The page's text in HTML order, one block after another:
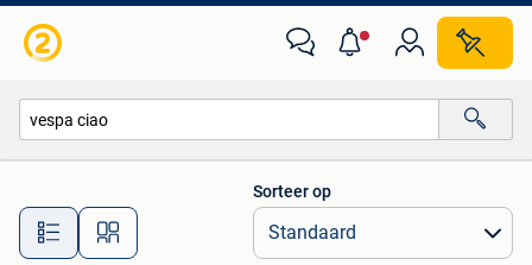
Alle afstanden…
Sorteer op